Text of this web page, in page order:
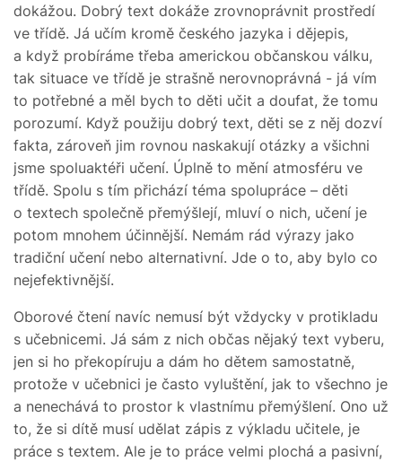
dokážou. Dobrý text dokáže zrovnoprávnit prostředí
ve třídě. Já učím kromě českého jazyka i dějepis,
a když probíráme třeba americkou občanskou válku,
tak situace ve třídě je strašně nerovnoprávná - já vím
to potřebné a měl bych to děti učit a doufat, že tomu
porozumí. Když použiju dobrý text, děti se z něj dozví
fakta, zároveň jim rovnou naskakují otázky a všichni
jsme spoluaktéři učení. Úplně to mění atmosféru ve
třídě. Spolu s tím přichází téma spolupráce – děti
o textech společně přemýšlejí, mluví o nich, učení je
potom mnohem účinnější. Nemám rád výrazy jako
tradiční učení nebo alternativní. Jde o to, aby bylo co
nejefektivnější.
Oborové čtení navíc nemusí být vždycky v protikladu
s učebnicemi. Já sám z nich občas nějaký text vyberu,
jen si ho překopíruju a dám ho dětem samostatně,
protože v učebnici je často vyluštění, jak to všechno je
a nenechává to prostor k vlastnímu přemýšlení. Ono už
to, že si dítě musí udělat zápis z výkladu učitele, je
práce s textem. Ale je to práce velmi plochá a pasivní,